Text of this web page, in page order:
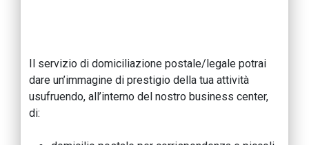
Il servizio di domiciliazione postale/legale potrai
dare un’immagine di prestigio della tua attività
usufruendo, all’interno del nostro business center,
di: